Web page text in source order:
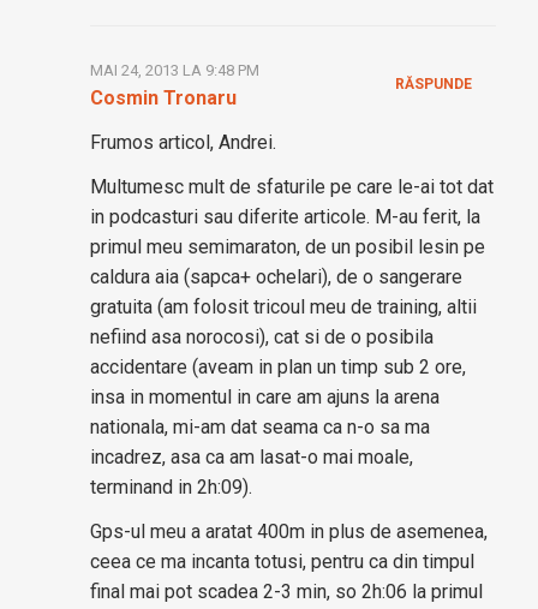
Cosmin Tronaru
MAI 24, 2013 LA 9:48 PM
Frumos articol, Andrei.
Multumesc mult de sfaturile pe care le-ai tot dat
in podcasturi sau diferite articole. M-au ferit, la
primul meu semimaraton, de un posibil lesin pe
caldura aia (sapca+ ochelari), de o sangerare
gratuita (am folosit tricoul meu de training, altii
nefiind asa norocosi), cat si de o posibila
accidentare (aveam in plan un timp sub 2 ore,
insa in momentul in care am ajuns la arena
nationala, mi-am dat seama ca n-o sa ma
incadrez, asa ca am lasat-o mai moale,
terminand in 2h:09).
Gps-ul meu a aratat 400m in plus de asemenea,
ceea ce ma incanta totusi, pentru ca din timpul
final mai pot scadea 2-3 min, so 2h:06 la primul
RĂSPUNDE